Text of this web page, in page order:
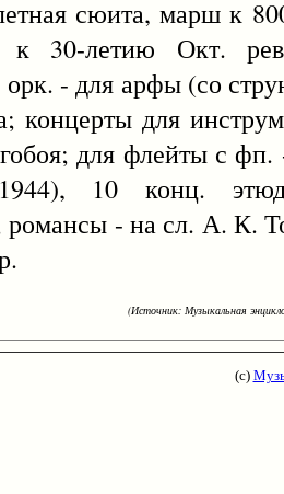
сюита, марш к
30-летию Окт.
орк. - для арфы (со
концерты для
для флейты с
10 конц.
романсы - на сл. А. К.
(Источник: Музыкальная
(с)